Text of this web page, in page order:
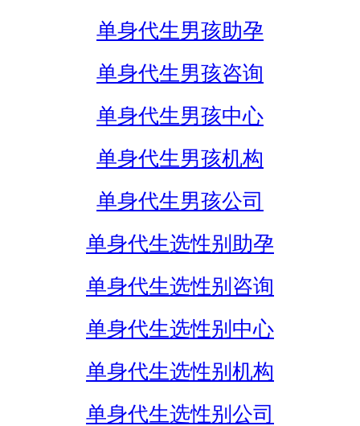
单身代生男孩助孕
单身代生男孩咨询
单身代生男孩中心
单身代生男孩机构
单身代生男孩公司
单身代生选性别助孕
单身代生选性别咨询
单身代生选性别中心
单身代生选性别机构
单身代生选性别公司